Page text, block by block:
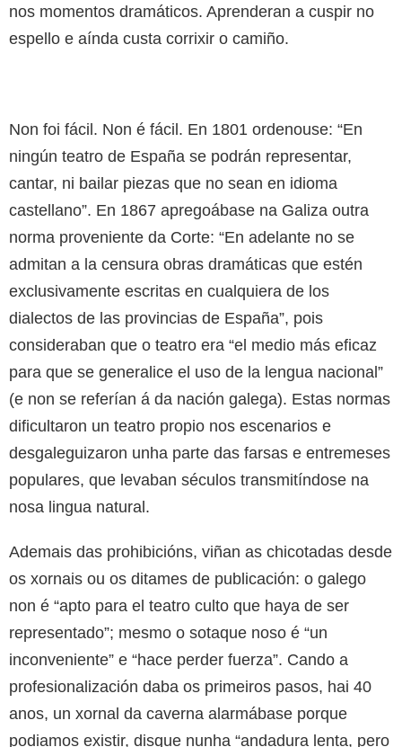
nos momentos dramáticos. Aprenderan a cuspir no
espello e aínda custa corrixir o camiño.
Non foi fácil. Non é fácil. En 1801 ordenouse: “En
ningún teatro de España se podrán representar,
cantar, ni bailar piezas que no sean en idioma
castellano”. En 1867 apregoábase na Galiza outra
norma proveniente da Corte: “En adelante no se
admitan a la censura obras dramáticas que estén
exclusivamente escritas en cualquiera de los
dialectos de las provincias de España”, pois
consideraban que o teatro era “el medio más eficaz
para que se generalice el uso de la lengua nacional”
(e non se referían á da nación galega). Estas normas
dificultaron un teatro propio nos escenarios e
desgaleguizaron unha parte das farsas e entremeses
populares, que levaban séculos transmitíndose na
nosa lingua natural.
Ademais das prohibicións, viñan as chicotadas desde
os xornais ou os ditames de publicación: o galego
non é “apto para el teatro culto que haya de ser
representado”; mesmo o sotaque noso é “un
inconveniente” e “hace perder fuerza”. Cando a
profesionalización daba os primeiros pasos, hai 40
anos, un xornal da caverna alarmábase porque
podiamos existir, disque nunha “andadura lenta, pero